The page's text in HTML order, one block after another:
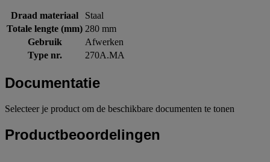
Draad materiaal
Staal
Totale lengte (mm) 280 mm
Gebruik
Afwerken
Type nr.
270A.MA
Documentatie
Selecteer je product om de beschikbare documenten te tonen
Productbeoordelingen